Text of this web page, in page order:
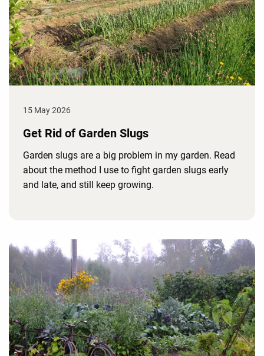
15 May 2026
Get Rid of Garden Slugs
Garden slugs are a big problem in my garden. Read
about the method I use to fight garden slugs early
and late, and still keep growing.